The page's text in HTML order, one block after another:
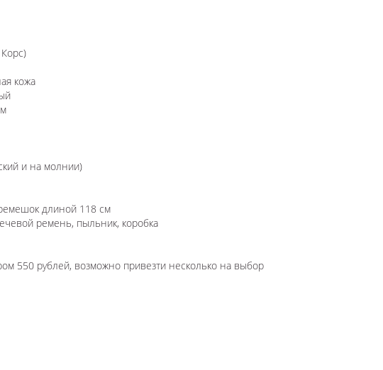
кожа
и на молнии)
длиной 118 см
ремень, пыльник, коробка
550 рублей, возможно привезти несколько на выбор